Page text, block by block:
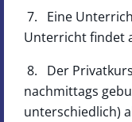
7. Eine
Unterricht findet
8. Der
nachmittags
unterschiedlich)